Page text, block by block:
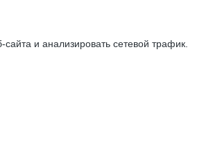
и анализировать сетевой трафик.